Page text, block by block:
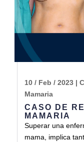
CASO DE
MAMARIA
10 / Feb / 2023|
Mamaria
Superar una
mama, implica